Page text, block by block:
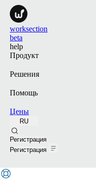
worksection
beta
help
Продукт
Решения
Помощь
Цены
RU
Регистрация
Регистрация